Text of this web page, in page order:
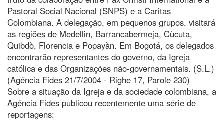
Pastoral Social Nacional (SNPS) e a Caritas
Colombiana. A delegação, em pequenos grupos, visitará
as regiões de Medellin, Barrancabermeja, Cùcuta,
Quibdò, Florencia e Popayàn. Em Bogotá, os delegados
encontrarão representantes do governo, da Igreja
católica e das Organizações não-governamentais. (S.L.)
(Agência Fides 21/7/2004 - Righe 17, Parole 230)
Sobre a situação da Igreja e da sociedade colombiana, a
Agência Fides publicou recentemente uma série de
reportagens: